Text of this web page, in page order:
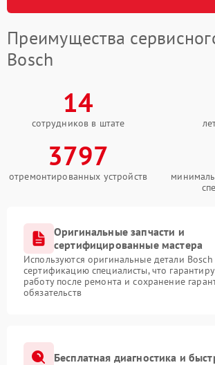
Преимущества
Bosch
14
сотрудников в штате
3797
отремонтированных устройств
Оригинальные запчасти и
сертифицированные мастера
Используются оригинальные детали
сертификацию специалисты, что
работу после ремонта и сохранение
обязательств
Бесплатная диагностика и